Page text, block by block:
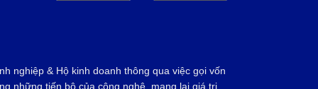
nghiệp & Hộ kinh doanh thông qua việc gọi vốn
những tiến bộ của công nghệ, mang lại giá trị